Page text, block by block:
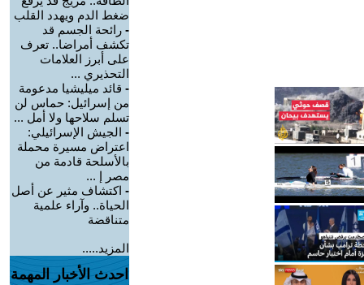
ضغط الدم ويهدد القلب
- رائحة الجسم قد
تكشف أمراضا.. تعرف
على أبرز العلامات
التحذيري ...
- قائد ميليشيا مدعومة
من إسرائيل: حماس لن
تسلم سلاحها ولا أمل ...
- الجيش الإسرائيلي:
اعتراض مسيرة محملة
بالأسلحة قادمة من
مصر إ ...
- اكتشاف مثير عن أصل
الحياة.. وآراء علمية
متناقضة
المزيد.....
احدث الأخبار المهمة